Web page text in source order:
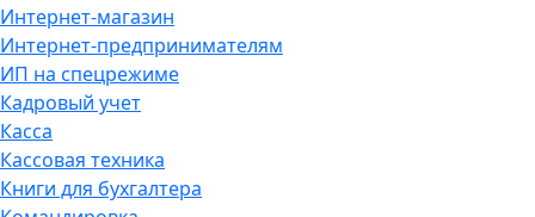
Интернет-магазин
Интернет-предпринимателям
ИП на спецрежиме
Кадровый учет
Касса
Кассовая техника
Книги для бухгалтера